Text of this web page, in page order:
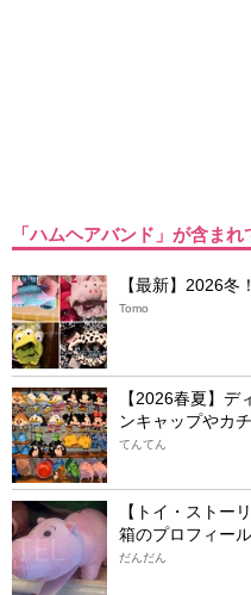
「ハムヘアバンド」が含ま
【最新】2026冬
Tomo
【2026春夏】
ンキャップやカ
てんてん
【トイ・ストー
箱のプロフィー
だんだん